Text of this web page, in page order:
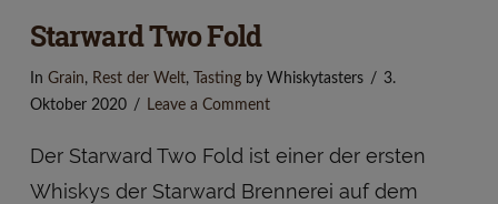
Starward Two Fold
In Grain, Rest der Welt, Tastingby Whiskytasters
3.
Oktober 2020
Leave a Comment
Der Starward Two Fold ist einer der ersten
Whiskys der Starward Brennerei auf dem